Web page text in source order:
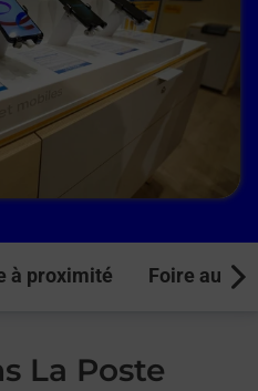
à proximité Foire aux
La Poste